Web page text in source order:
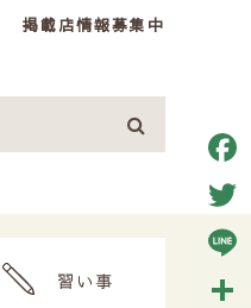
掲載店情報募集中
Line